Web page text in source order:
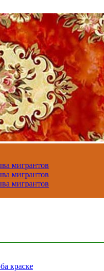
мигрантов
мигрантов
мигрантов
краске